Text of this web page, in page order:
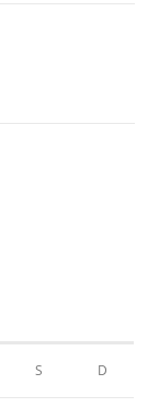
S D